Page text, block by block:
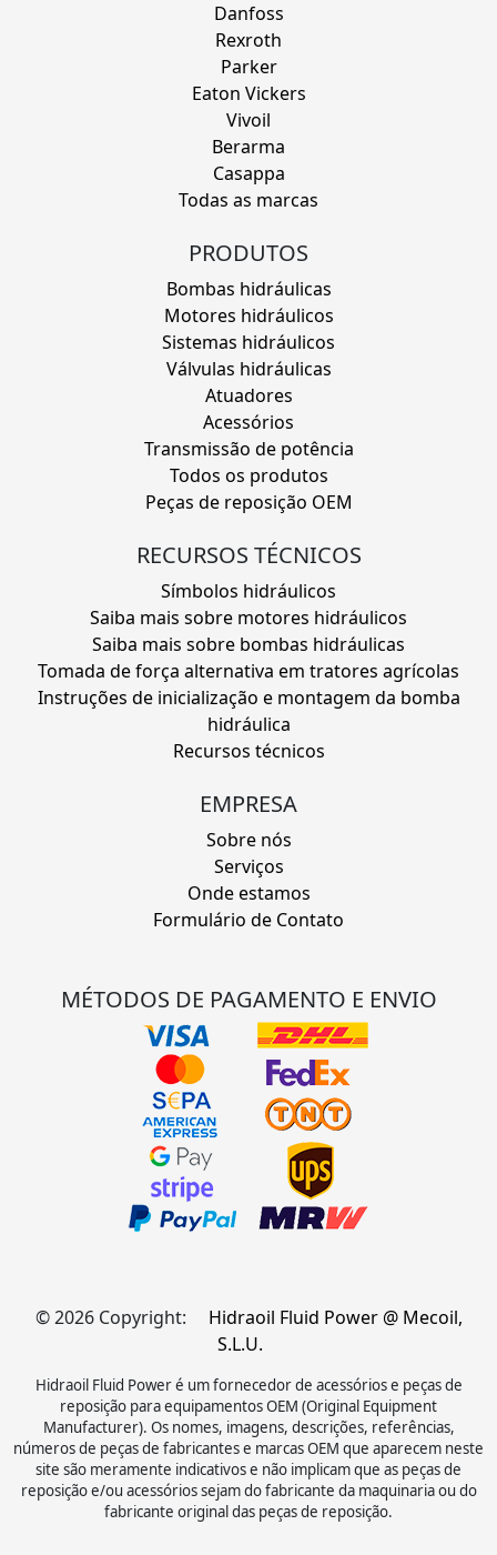
Danfoss
Rexroth
Parker
Eaton Vickers
Vivoil
Berarma
Casappa
Todas as marcas
PRODUTOS
Bombas hidráulicas
Motores hidráulicos
Sistemas hidráulicos
Válvulas hidráulicas
Atuadores
Acessórios
Transmissão de potência
Todos os produtos
Peças de reposição OEM
RECURSOS TÉCNICOS
Símbolos hidráulicos
Saiba mais sobre motores hidráulicos
Saiba mais sobre bombas hidráulicas
Tomada de força alternativa em tratores agrícolas
Instruções de inicialização e montagem da bomba
hidráulica
Recursos técnicos
EMPRESA
Sobre nós
Serviços
Onde estamos
Formulário de Contato
MÉTODOS DE PAGAMENTO E ENVIO
© 2026 Copyright:
Hidraoil Fluid Power @ Mecoil,
S.L.U.
Hidraoil Fluid Power é um fornecedor de acessórios e peças de
reposição para equipamentos OEM (Original Equipment
Manufacturer). Os nomes, imagens, descrições, referências,
números de peças de fabricantes e marcas OEM que aparecem neste
site são meramente indicativos e não implicam que as peças de
reposição e/ou acessórios sejam do fabricante da maquinaria ou do
fabricante original das peças de reposição.